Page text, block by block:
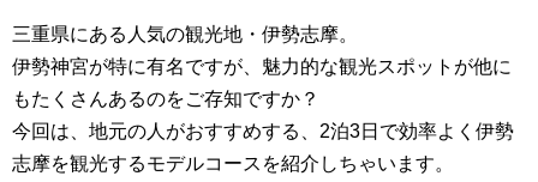
三重県にある人気の観光地・伊勢志摩。
伊勢神宮が特に有名ですが、魅力的な観光スポットが他に
もたくさんあるのをご存知ですか？
今回は、地元の人がおすすめする、2泊3日で効率よく伊勢
志摩を観光するモデルコースを紹介しちゃいます。